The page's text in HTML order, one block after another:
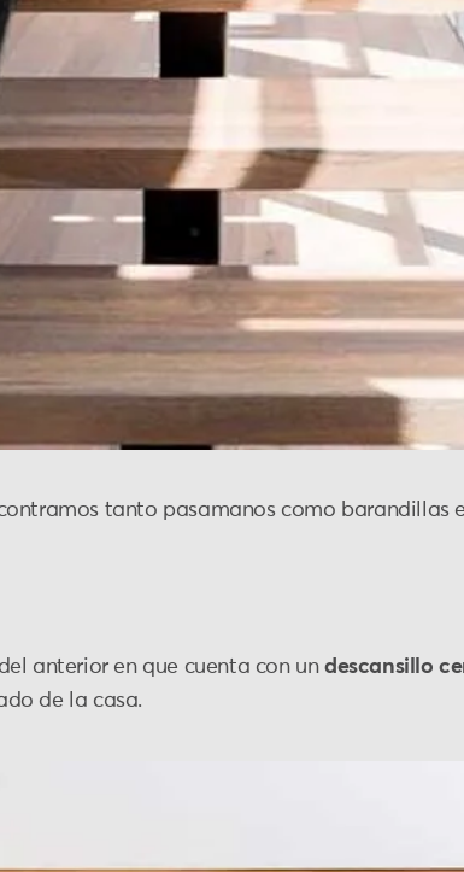
tanto pasamanos como barandillas
anterior en que cuenta con un descansillo
de la casa.